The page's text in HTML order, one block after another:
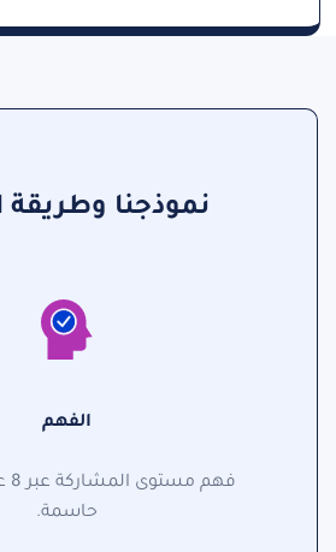
نموذجنا
الفهم
حاسمة.